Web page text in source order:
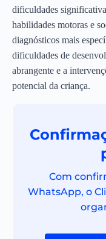
dificuldades
habilidades motoras e
diagnósticos mais
dificuldades de
abrangente e a
potencial da criança.
Com
WhatsApp, o